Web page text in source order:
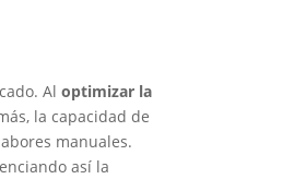
Aloptimizar la
la capacidad de
manuales.
así la